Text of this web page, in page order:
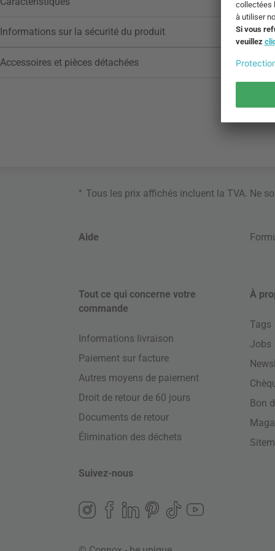
Informations sur la sécurité du produit
Accessoires et pièces détachées
* Tous les prix affichés incluent la TVA. Ne
Aide
Tout ce qui concerne votre
commande
Informations livraison
Paiement sur facture
Autres moyens de paiement
Droit de retour de 60 jours
Documents de retour
Élimination des déchets
À
Tags
Jobs
Bon
Suivez-nous